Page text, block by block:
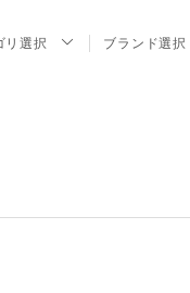
リ選択 ブランド選択